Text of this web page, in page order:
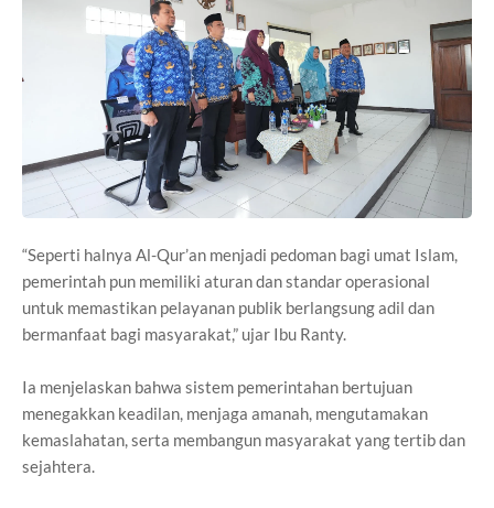
“Seperti halnya Al-Qur’an menjadi pedoman bagi umat Islam,
pemerintah pun memiliki aturan dan standar operasional
untuk memastikan pelayanan publik berlangsung adil dan
bermanfaat bagi masyarakat,” ujar Ibu Ranty.
Ia menjelaskan bahwa sistem pemerintahan bertujuan
menegakkan keadilan, menjaga amanah, mengutamakan
kemaslahatan, serta membangun masyarakat yang tertib dan
sejahtera.